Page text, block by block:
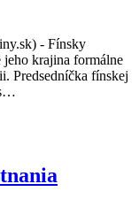
- Fínsky
krajina formálne
Predsedníčka fínskej